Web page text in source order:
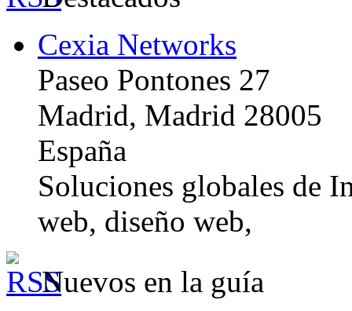
Cexia Networks
Paseo Pontones 27
Madrid, Madrid 28005
España
Soluciones globales de
web, diseño web,
Nuevos en la guía